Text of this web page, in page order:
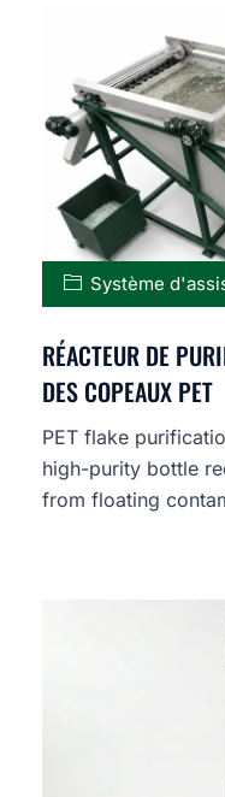
Système
RÉACTEUR DE
DES COPEAUX PET
PET flake
high-purity bottle
from floating